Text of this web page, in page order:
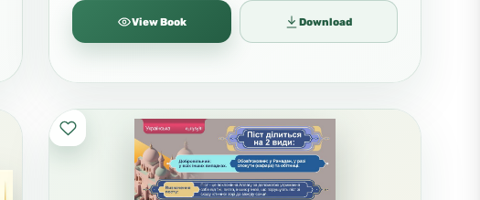
View Book Download